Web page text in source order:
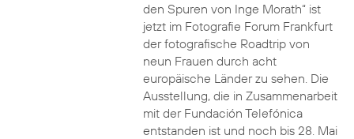
den Spuren von Inge Morath“ ist
jetzt im Fotografie Forum Frankfurt
der fotografische Roadtrip von
neun Frauen durch acht
europäische Länder zu sehen. Die
Ausstellung, die in Zusammenarbeit
mit der Fundación Telefónica
entstanden ist und noch bis 28. Mai